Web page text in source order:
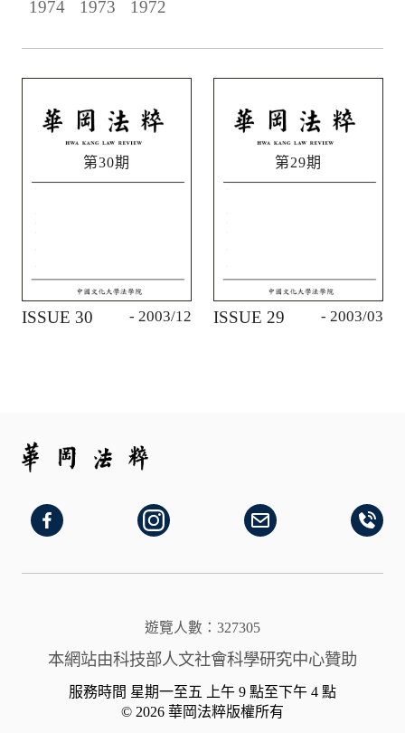
1974 1973 1972
第30期
ISSUE 30 - 2003/12
第29期
ISSUE 29 - 2003/03
遊覽人數：327305
本網站由科技部人文社會科學研究中心贊助
服務時間 星期一至五 上午 9 點至下午 4 點
© 2026 華岡法粹版權所有